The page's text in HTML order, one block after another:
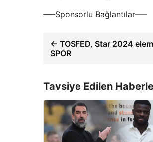
—–Sponsorlu Bağlantılar—–
← TOSFED, Star 2024
SPOR
Tavsiye Edilen